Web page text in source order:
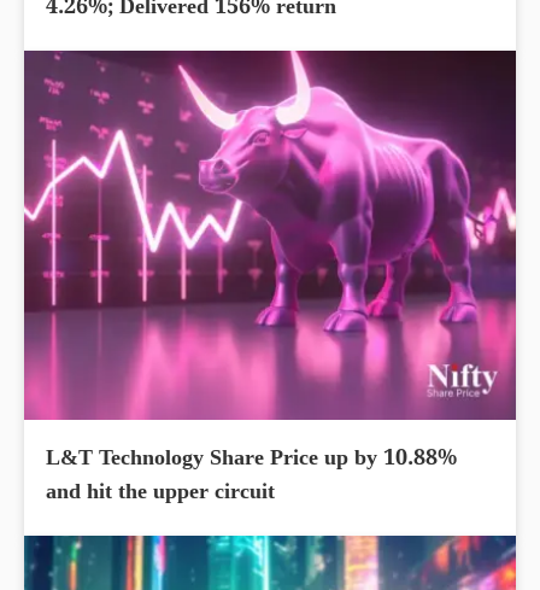
4.26%; Delivered 156% return
L&T Technology Share Price up by 10.88%
and hit the upper circuit